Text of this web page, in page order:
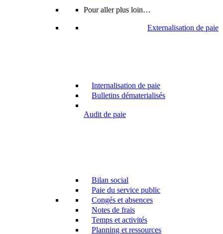
Pour aller plus loin…
Externalisation de paie
Internalisation de paie
Bulletins dématerialisés
Audit de paie
Bilan social
Paie du service public
Congés et absences
Notes de frais
Temps et activités
Planning et ressources